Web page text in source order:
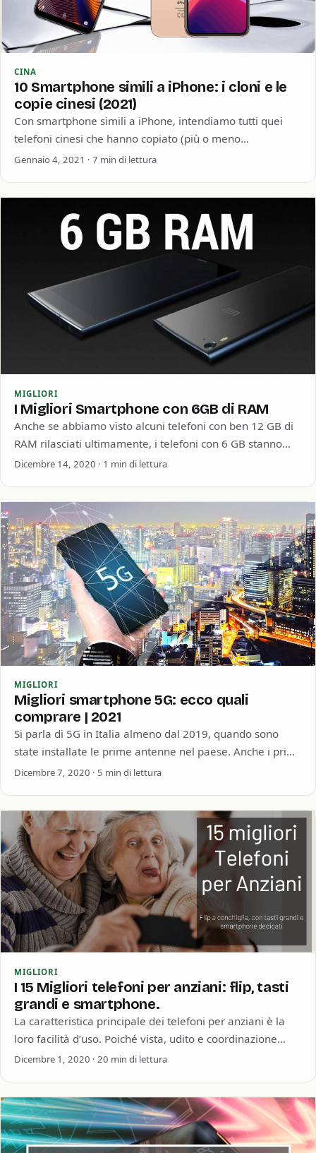
CINA
10 Smartphone simili a iPhone: i cloni e le
copie cinesi (2021)
Con smartphone simili a iPhone, intendiamo tutti quei
telefoni cinesi che hanno copiato (più o meno
spudoratamente) il device di casa Apple.…
Gennaio 4, 2021 · 7 min di lettura
MIGLIORI
I Migliori Smartphone con 6GB di RAM
Anche se abbiamo visto alcuni telefoni con ben 12 GB di
RAM rilasciati ultimamente, i telefoni con 6 GB stanno
diventando sempre…
Dicembre 14, 2020 · 1 min di lettura
MIGLIORI
Migliori smartphone 5G: ecco quali
comprare | 2021
Si parla di 5G in Italia almeno dal 2019, quando sono
state installate le prime antenne nel paese. Anche i primi
smartphone…
Dicembre 7, 2020 · 5 min di lettura
MIGLIORI
I 15 Migliori telefoni per anziani: flip, tasti
grandi e smartphone.
La caratteristica principale dei telefoni per anziani è la
loro facilità d’uso. Poiché vista, udito e coordinazione
possono diminuire con l’età, i…
Dicembre 1, 2020 · 20 min di lettura